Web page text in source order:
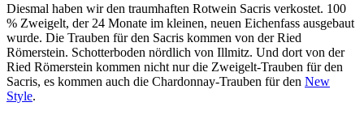
Diesmal haben wir den traumhaften Rotwein Sacris verkostet. 100
% Zweigelt, der 24 Monate im kleinen, neuen Eichenfass ausgebaut
wurde. Die Trauben für den Sacris kommen von der Ried
Römerstein. Schotterboden nördlich von Illmitz. Und dort von der
Ried Römerstein kommen nicht nur die Zweigelt-Trauben für den
Sacris, es kommen auch die Chardonnay-Trauben für den New
Style.